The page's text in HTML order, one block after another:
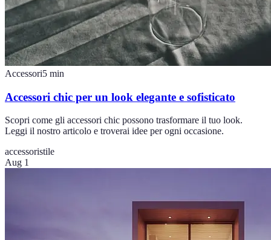
Accessori5 min
Accessori chic per un look elegante e sofisticato
Scopri come gli accessori chic possono trasformare il tuo look.
Leggi il nostro articolo e troverai idee per ogni occasione.
accessoristile
Aug 1